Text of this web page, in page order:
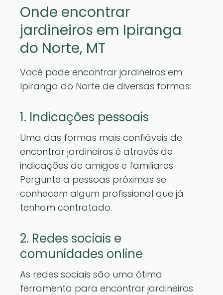
Onde encontrar
jardineiros em Ipiranga
do Norte, MT
Você pode encontrar jardineiros em
Ipiranga do Norte de diversas formas:
1. Indicações pessoais
Uma das formas mais confiáveis de
encontrar jardineiros é através de
indicações de amigos e familiares.
Pergunte a pessoas próximas se
conhecem algum profissional que já
tenham contratado.
2. Redes sociais e
comunidades online
As redes sociais são uma ótima
ferramenta para encontrar jardineiros